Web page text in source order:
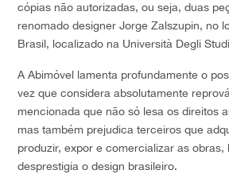
cópias não autorizadas, ou seja, duas
renomado designer Jorge Zalszupin, no
Brasil, localizado na Università Degli
A Abimóvel lamenta profundamente o
vez que considera absolutamente
mencionada que não só lesa os direitos
mas também prejudica terceiros que
produzir, expor e comercializar as obras,
desprestigia o design brasileiro.